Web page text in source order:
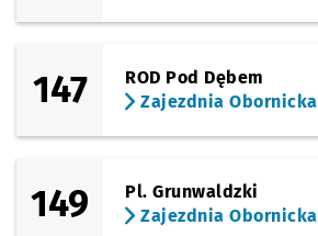
147
ROD Pod Dębem
Zajezdnia Obornicka
149
Pl. Grunwaldzki
Zajezdnia Obornicka